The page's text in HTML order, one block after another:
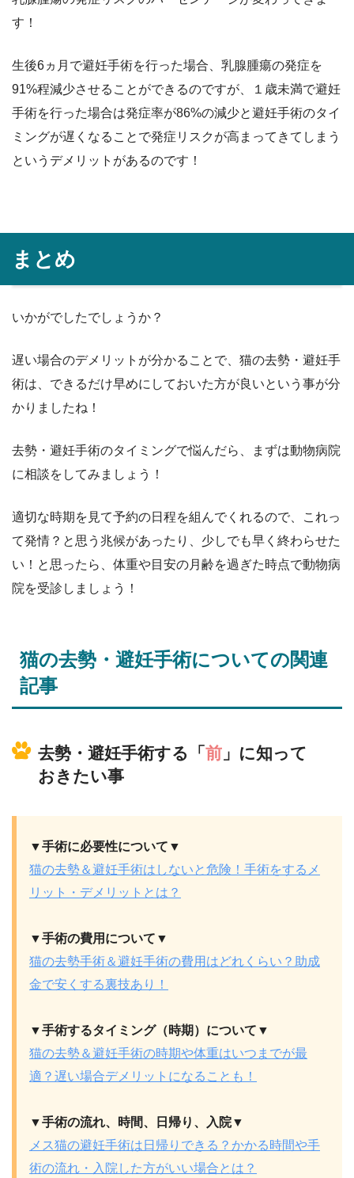
す！
生後6ヵ月で避妊手術を行った場合、乳腺腫瘍の発症を
91%程減少させることができるのですが、１歳未満で避妊
手術を行った場合は発症率が86%の減少と避妊手術のタイ
ミングが遅くなることで発症リスクが高まってきてしまう
というデメリットがあるのです！
まとめ
いかがでしたでしょうか？
遅い場合のデメリットが分かることで、猫の去勢・避妊手
術は、できるだけ早めにしておいた方が良いという事が分
かりましたね！
去勢・避妊手術のタイミングで悩んだら、まずは動物病院
に相談をしてみましょう！
適切な時期を見て予約の日程を組んでくれるので、これっ
て発情？と思う兆候があったり、少しでも早く終わらせた
い！と思ったら、体重や目安の月齢を過ぎた時点で動物病
院を受診しましょう！
猫の去勢・避妊手術についての関連
記事
去勢・避妊手術する「前 」に知って
おきたい事
▼手術に必要性について▼
猫の去勢＆避妊手術はしないと危険！手術をするメ
リット・デメリットとは？
▼手術の費用について▼
猫の去勢手術＆避妊手術の費用はどれくらい？助成
金で安くする裏技あり！
▼手術するタイミング（時期）について▼
猫の去勢＆避妊手術の時期や体重はいつまでが最
適？遅い場合デメリットになることも！
▼手術の流れ、時間、日帰り、入院▼
メス猫の避妊手術は日帰りできる？かかる時間や手
術の流れ・入院した方がいい場合とは？